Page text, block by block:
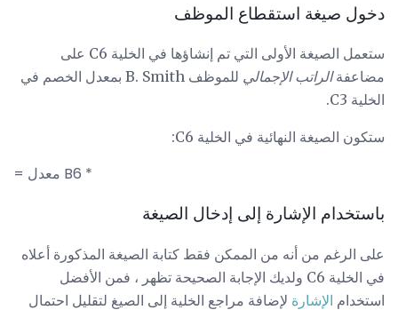
دخول صيغة استقطاع الموظف
ستعمل الصيغة الأولى التي تم إنشاؤها في الخلية C6 على
مضاعفةالراتب الإجمالي
للموظف B. Smith بمعدل الخصم في
الخلية C3.
ستكون الصيغة النهائية في الخلية C6:
= معدل B6 *
باستخدام الإشارة إلى إدخال الصيغة
على الرغم من أنه من الممكن فقط كتابة الصيغة المذكورة أعلاه
في الخلية C6 ولديك الإجابة الصحيحة تظهر ، فمن الأفضل
استخدام الإشارة لإضافة مراجع الخلية إلى الصيغ لتقليل احتمال